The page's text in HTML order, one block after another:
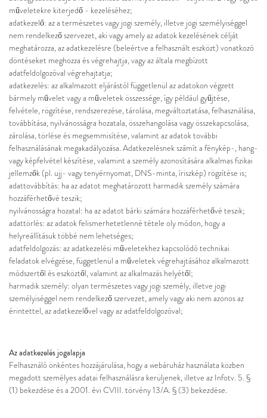
műveletekre kiterjedő - kezeléséhez;
adatkezelő: az a természetes vagy jogi személy, illetve jogi személyiséggel
nem rendelkező szervezet, aki vagy amely az adatok kezelésének célját
meghatározza, az adatkezelésre (beleértve a felhasznált eszközt) vonatkozó
döntéseket meghozza és végrehajtja, vagy az általa megbízott
adatfeldolgozóval végrehajtatja;
adatkezelés: az alkalmazott eljárástól függetlenül az adatokon végzett
bármely művelet vagy a műveletek összessége, így például gyűjtése,
felvétele, rögzítése, rendszerezése, tárolása, megváltoztatása, felhasználása,
továbbítása, nyilvánosságra hozatala, összehangolása vagy összekapcsolása,
zárolása, törlése és megsemmisítése, valamint az adatok további
felhasználásának megakadályozása. Adatkezelésnek számít a fénykép-, hang-
vagy képfelvétel készítése, valamint a személy azonosítására alkalmas fizikai
jellemzők (pl. ujj- vagy tenyérnyomat, DNS-minta, íriszkép) rögzítése is;
adattovábbítás: ha az adatot meghatározott harmadik személy számára
hozzáférhetővé teszik;
nyilvánosságra hozatal: ha az adatot bárki számára hozzáférhetővé teszik;
adattörlés: az adatok felismerhetetlenné tétele oly módon, hogy a
helyreállításuk többé nem lehetséges;
adatfeldolgozás: az adatkezelési műveletekhez kapcsolódó technikai
feladatok elvégzése, függetlenül a műveletek végrehajtásához alkalmazott
módszertől és eszköztől, valamint az alkalmazás helyétől;
harmadik személy: olyan természetes vagy jogi személy, illetve jogi
személyiséggel nem rendelkező szervezet, amely vagy aki nem azonos az
érintettel, az adatkezelővel vagy az adatfeldolgozóval;
Az adatkezelés jogalapja
Felhasználó önkéntes hozzájárulása, hogy a webáruház használata közben
megadott személyes adatai felhasználásra kerüljenek, illetve az Infotv. 5. §
(1) bekezdése és a 2001. évi CVIII. törvény 13/A. § (3) bekezdése.